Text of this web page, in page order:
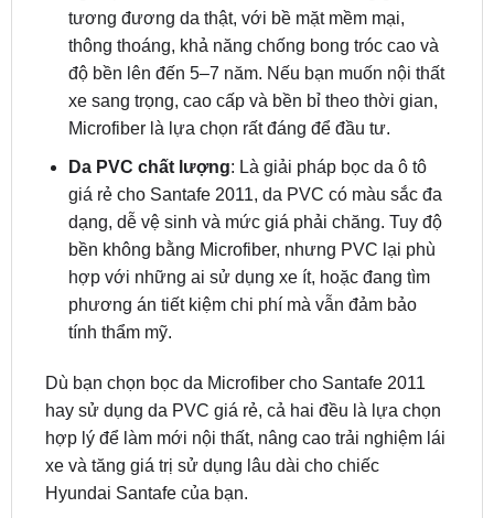
độ bền lên đến 5–7 năm. Nếu bạn muốn nội thất
xe sang trọng, cao cấp và bền bỉ theo thời gian,
Microfiber là lựa chọn rất đáng để đầu tư.
Da PVC chất lượng: Là giải pháp bọc da ô tô
giá rẻ cho Santafe 2011, da PVC có màu sắc đa
dạng, dễ vệ sinh và mức giá phải chăng. Tuy độ
bền không bằng Microfiber, nhưng PVC lại phù
hợp với những ai sử dụng xe ít, hoặc đang tìm
phương án tiết kiệm chi phí mà vẫn đảm bảo
tính thẩm mỹ.
Dù bạn chọn bọc da Microfiber cho Santafe 2011
hợp lý để làm mới nội thất, nâng cao trải nghiệm lái
xe và tăng giá trị sử dụng lâu dài cho chiếc
Hyundai Santafe của bạn.
Bọc Da Công Nghiệp Cho Santafe 2011 – Chọn